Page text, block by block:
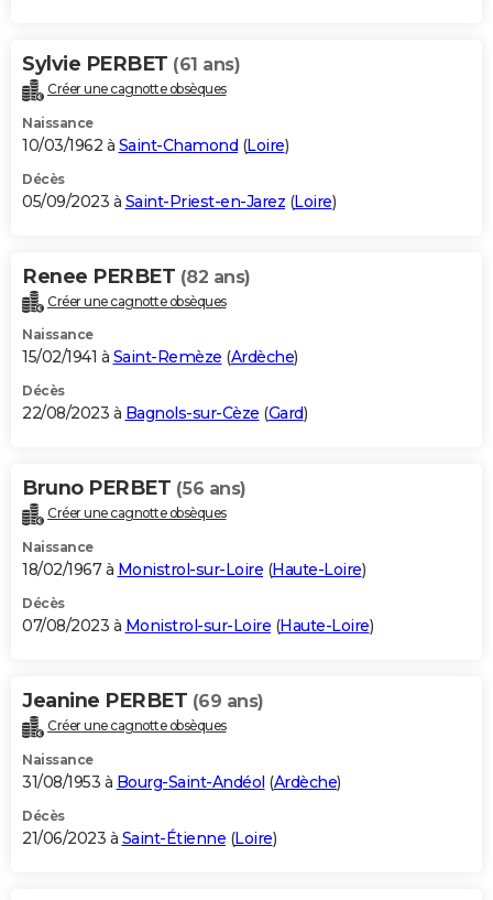
Sylvie PERBET (61 ans)
Créer une cagnotte obsèques
Naissance
10/03/1962 à Saint-Chamond (Loire)
Décès
05/09/2023 à Saint-Priest-en-Jarez (Loire)
Renee PERBET (82 ans)
Créer une cagnotte obsèques
Naissance
15/02/1941 à Saint-Remèze (Ardèche)
Décès
22/08/2023 à Bagnols-sur-Cèze (Gard)
Bruno PERBET (56 ans)
Créer une cagnotte obsèques
Naissance
18/02/1967 à Monistrol-sur-Loire (Haute-Loire)
Décès
07/08/2023 à Monistrol-sur-Loire (Haute-Loire)
Jeanine PERBET (69 ans)
Créer une cagnotte obsèques
Naissance
31/08/1953 à Bourg-Saint-Andéol (Ardèche)
Décès
21/06/2023 à Saint-Étienne (Loire)